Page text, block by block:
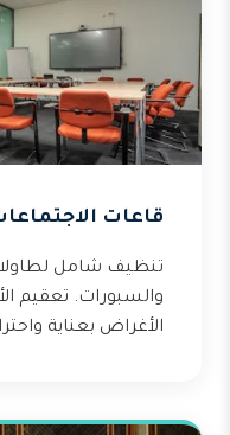
قاعات
تنظيف شامل
والسبورات. تعقيم
الأغراض بعناية